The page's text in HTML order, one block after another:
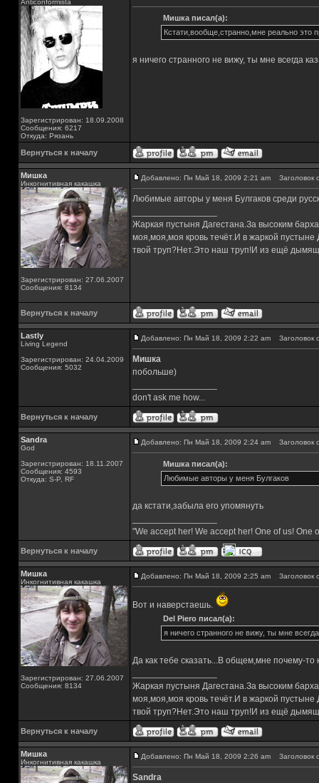
Аnticonformista
Зарегистрирован: 18.09.2008
Сообщения: 6217
Откуда: Рязань
Мишка писал(а):
Кстати,вообще,странно,мне реально это
я ничего странного не вижу, ты мне всегда
Вернуться к началу
Мишка
Инкогнитивная какашка
Зарегистрирован: 27.06.2007
Сообщения: 8134
Добавлено: Пн Май 18, 2009 2:21 am Заголовок
Любимые авторы у меня Булгаков среди
Жаркая пустыня Дагестана.За высоким
моя,моя,моя кровь течёт.И в жаркой
твой труп?Нет.Это наш труп!И из ещё
Вернуться к началу
Lastly
Living Legend
Зарегистрирован: 24.04.2009
Сообщения: 5032
Добавлено: Пн Май 18, 2009 2:22 am Заголовок
Мишка
побольше)
don't ask me how...
Вернуться к началу
Sandra
God
Зарегистрирован: 18.11.2007
Сообщения: 4593
Откуда: S-P, RF
Добавлено: Пн Май 18, 2009 2:24 am Заголовок
Мишка писал(а):
Любимые авторы у меня Булгаков
да кстати,забыла его упомянуть
"We accept her! We accept her! One of us!
Вернуться к началу
Мишка
Инкогнитивная какашка
Зарегистрирован: 27.06.2007
Сообщения: 8134
Добавлено: Пн Май 18, 2009 2:25 am Заголовок
Вот и наверстаешь.
Del Piero писал(а):
я ничего странного не вижу, ты мне
Да как тебе сказать...В общем,мне почему-
Жаркая пустыня Дагестана.За высоким
моя,моя,моя кровь течёт.И в жаркой
твой труп?Нет.Это наш труп!И из ещё
Вернуться к началу
Мишка
Инкогнитивная какашка
Добавлено: Пн Май 18, 2009 2:26 am Заголовок
Sandra